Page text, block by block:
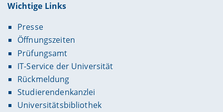
Wichtige Links
Presse
Öffnungszeiten
Prüfungsamt
IT-Service der Universität
Rückmeldung
Studierendenkanzlei
Universitätsbibliothek